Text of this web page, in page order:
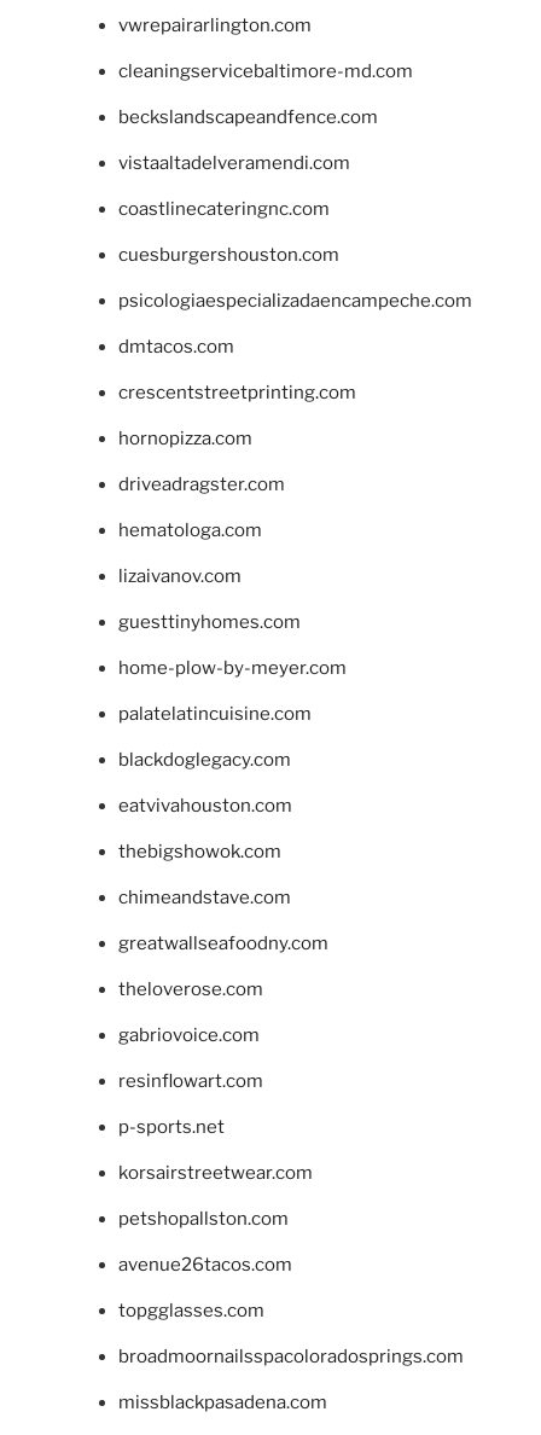
vwrepairarlington.com
cleaningservicebaltimore-md.com
beckslandscapeandfence.com
vistaaltadelveramendi.com
coastlinecateringnc.com
cuesburgershouston.com
psicologiaespecializadaencampeche.com
dmtacos.com
crescentstreetprinting.com
hornopizza.com
driveadragster.com
hematologa.com
lizaivanov.com
guesttinyhomes.com
home-plow-by-meyer.com
palatelatincuisine.com
blackdoglegacy.com
eatvivahouston.com
thebigshowok.com
chimeandstave.com
greatwallseafoodny.com
theloverose.com
gabriovoice.com
resinflowart.com
p-sports.net
korsairstreetwear.com
petshopallston.com
avenue26tacos.com
topgglasses.com
broadmoornailsspacoloradosprings.com
missblackpasadena.com